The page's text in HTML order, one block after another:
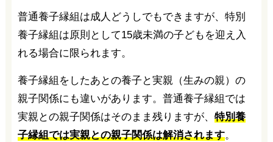
普通養子縁組は成人どうしでもできますが、特別
養子縁組は原則として15歳未満の子どもを迎え入
れる場合に限られます。
養子縁組をしたあとの養子と実親（生みの親）の
親子関係にも違いがあります。普通養子縁組では
実親との親子関係はそのまま残りますが、 特別養
子縁組では実親との親子関係は解消されます。